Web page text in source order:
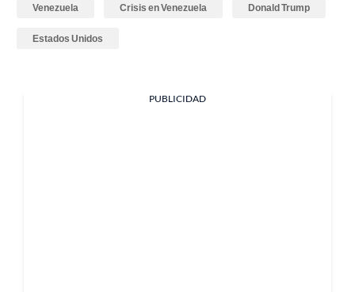
Venezuela Crisis en Venezuela Donald Trump
Estados Unidos
PUBLICIDAD